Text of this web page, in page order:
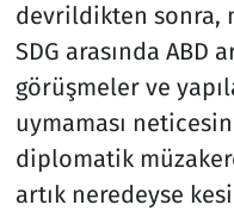
devrildikten sonra,
SDG arasında ABD
görüşmeler ve
uymaması
diplomatik
artık neredeyse
Resmi İlanlar
Rüya Tabirleri